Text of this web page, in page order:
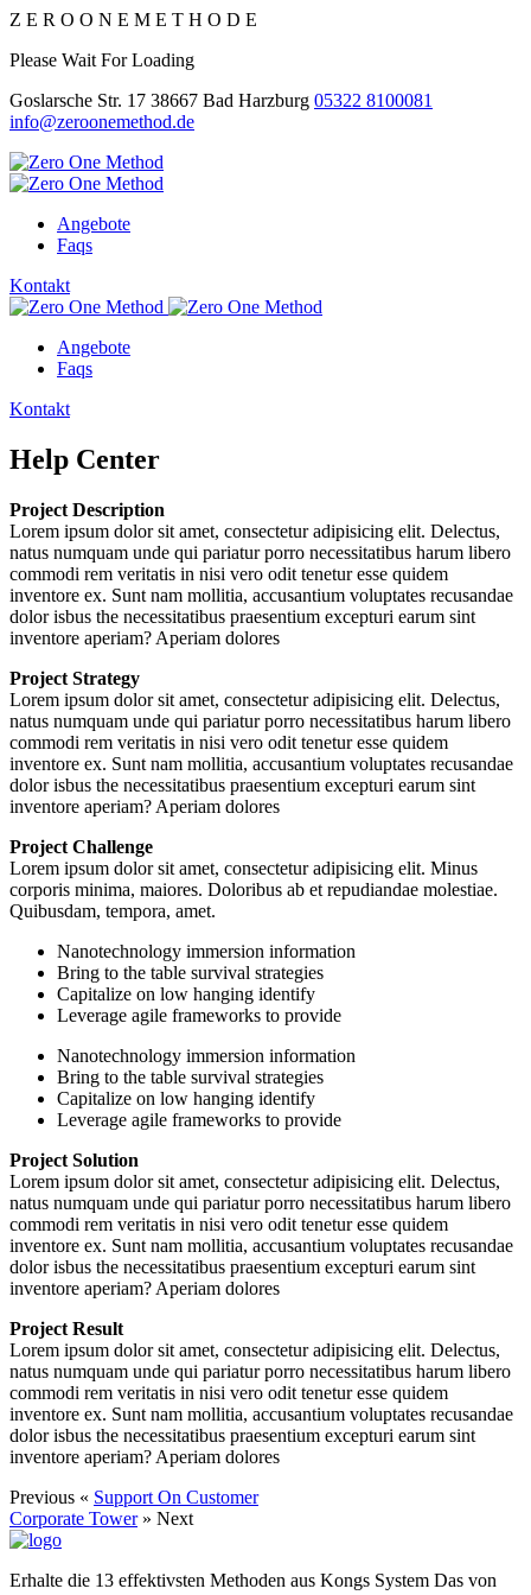
Z E R O O N E M E T H O D E
Please Wait For Loading
Goslarsche Str. 17 38667 Bad Harzburg 05322 8100081
info@zeroonemethod.de
Angebote
Faqs
Kontakt
Angebote
Faqs
Kontakt
Help Center
Project Description
Lorem ipsum dolor sit amet, consectetur adipisicing elit. Delectus,
natus numquam unde qui pariatur porro necessitatibus harum libero
commodi rem veritatis in nisi vero odit tenetur esse quidem
inventore ex. Sunt nam mollitia, accusantium voluptates recusandae
dolor isbus the necessitatibus praesentium excepturi earum sint
inventore aperiam? Aperiam dolores
Project Strategy
Lorem ipsum dolor sit amet, consectetur adipisicing elit. Delectus,
natus numquam unde qui pariatur porro necessitatibus harum libero
commodi rem veritatis in nisi vero odit tenetur esse quidem
inventore ex. Sunt nam mollitia, accusantium voluptates recusandae
dolor isbus the necessitatibus praesentium excepturi earum sint
inventore aperiam? Aperiam dolores
Project Challenge
Lorem ipsum dolor sit amet, consectetur adipisicing elit. Minus
corporis minima, maiores. Doloribus ab et repudiandae molestiae.
Quibusdam, tempora, amet.
Nanotechnology immersion information
Bring to the table survival strategies
Capitalize on low hanging identify
Leverage agile frameworks to provide
Nanotechnology immersion information
Bring to the table survival strategies
Capitalize on low hanging identify
Leverage agile frameworks to provide
Project Solution
Lorem ipsum dolor sit amet, consectetur adipisicing elit. Delectus,
natus numquam unde qui pariatur porro necessitatibus harum libero
commodi rem veritatis in nisi vero odit tenetur esse quidem
inventore ex. Sunt nam mollitia, accusantium voluptates recusandae
dolor isbus the necessitatibus praesentium excepturi earum sint
inventore aperiam? Aperiam dolores
Project Result
Lorem ipsum dolor sit amet, consectetur adipisicing elit. Delectus,
natus numquam unde qui pariatur porro necessitatibus harum libero
commodi rem veritatis in nisi vero odit tenetur esse quidem
inventore ex. Sunt nam mollitia, accusantium voluptates recusandae
dolor isbus the necessitatibus praesentium excepturi earum sint
inventore aperiam? Aperiam dolores
Previous « Support On Customer
Corporate Tower» Next
Erhalte die 13 effektivsten Methoden aus Kongs System Das von